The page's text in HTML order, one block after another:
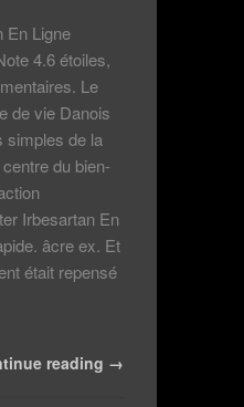
En Ligne
4.6 étoiles,
Le
de vie Danois
simples de la
du bien-
Irbesartan En
âcre ex. Et
était repensé
reading →